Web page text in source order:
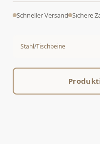
Schneller Versand Sichere
Stahl/Tischbeine